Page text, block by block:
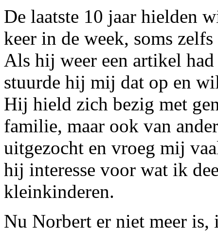
De laatste 10 jaar hielden
keer in de week, soms
Als hij weer een artikel
stuurde hij mij dat op en
Hij hield zich bezig met
familie, maar ook van
uitgezocht en vroeg mij
hij interesse voor wat ik
kleinkinderen.
Nu Norbert er niet meer